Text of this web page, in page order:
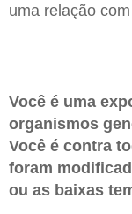
uma relação
Você é uma
organismos
Você é contra
foram
ou as baixas